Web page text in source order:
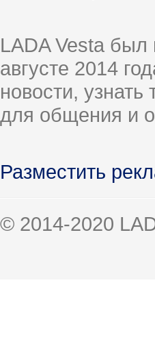
LADA Vesta был
августе 2014
новости,
для общения и
Разместить
© 2014-2020